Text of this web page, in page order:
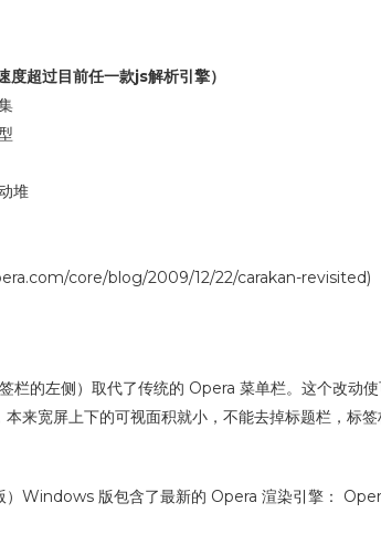
超过目前任一款js解析引擎）
堆
core/blog/2009/12/22/carakan-revisited)
栏的左侧）取代了传统的 Opera 菜单栏。这个改动
来宽屏上下的可视面积就小，不能去掉标题栏，标签
Windows 版包含了最新的 Opera 渲染引擎：